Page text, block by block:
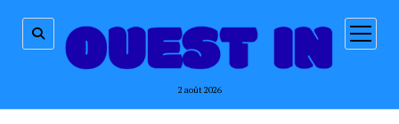
2 août 2026
ouvrir
menu